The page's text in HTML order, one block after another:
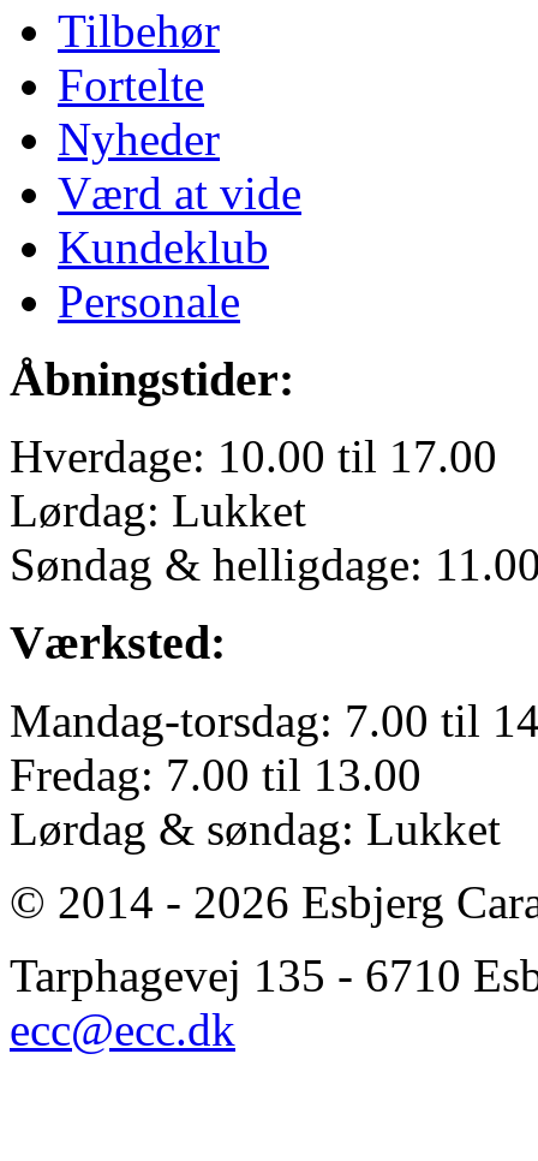
Tilbehør
Fortelte
Nyheder
Værd at vide
Kundeklub
Personale
Åbningstider:
Hverdage: 10.00 til 17.00
Lørdag: Lukket
Søndag & helligdage:
Værksted:
Mandag-torsdag: 7.00 til
Fredag: 7.00 til 13.00
Lørdag & søndag: Lukket
© 2014 - 2026 Esbjerg
Tarphagevej 135 - 6710
ecc@ecc.dk